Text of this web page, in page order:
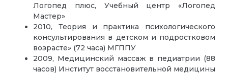
Логопед плюс, Учебный центр «Логопед
Мастер»
2010, Теория и практика психологического
консультирования в детском и подростковом
возрасте» (72 часа) МГППУ
2009, Медицинский массаж в педиатрии (88
часов) Институт восстановительной медицины